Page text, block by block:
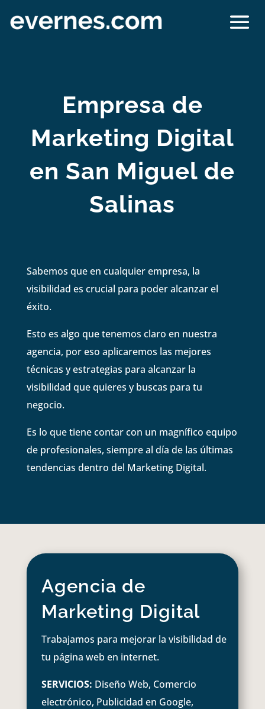
Empresa de
Marketing Digital
en San Miguel de
Salinas
Sabemos que en cualquier empresa, la
visibilidad es crucial para poder alcanzar el
éxito.
Esto es algo que tenemos claro en nuestra
agencia, por eso aplicaremos las mejores
técnicas y estrategias para alcanzar la
visibilidad que quieres y buscas para tu
negocio.
Es lo que tiene contar con un magnífico equipo
de profesionales, siempre al día de las últimas
tendencias dentro del Marketing Digital.
Agencia de
Marketing Digital
Trabajamos para mejorar la visibilidad de
tu página web en internet.
SERVICIOS: Diseño Web, Comercio
electrónico, Publicidad en Google,